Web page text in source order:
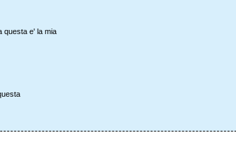
questa e' la mia